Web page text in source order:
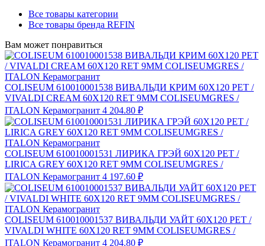
Все товары категории
Все товары бренда REFIN
Вам может понравиться
COLISEUM 610010001538 ВИВАЛЬДИ КРИМ 60X120 РЕТ /
VIVALDI CREAM 60X120 RET 9MM COLISEUMGRES /
ITALON Керамогранит 4 204.80 ₽
COLISEUM 610010001531 ЛИРИКА ГРЭЙ 60X120 РЕТ /
LIRICA GREY 60X120 RET 9MM COLISEUMGRES /
ITALON Керамогранит 4 197.60 ₽
COLISEUM 610010001537 ВИВАЛЬДИ УАЙТ 60X120 РЕТ /
VIVALDI WHITE 60X120 RET 9MM COLISEUMGRES /
ITALON Керамогранит 4 204.80 ₽